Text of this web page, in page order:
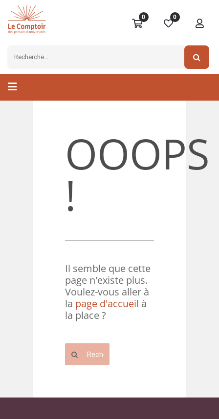
0 0
OOOPS
!
Il semble que cette
page n'existe plus.
Voulez-vous aller à
la page d'accueil à
la place ?